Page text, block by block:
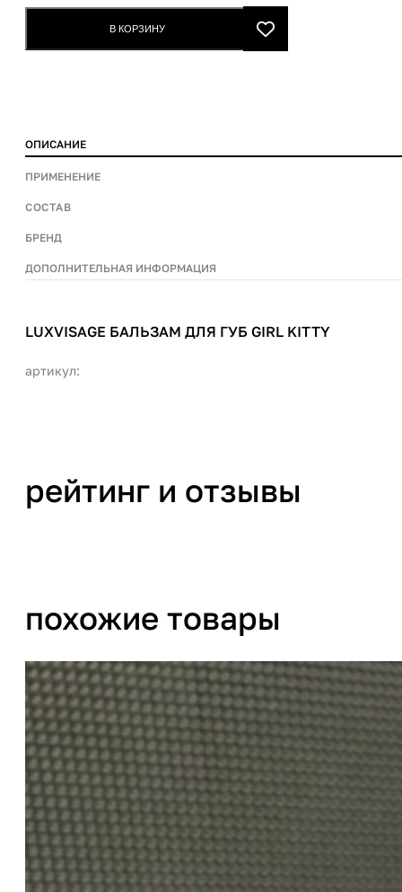
В КОРЗИНУ
ОПИСАНИЕ
ПРИМЕНЕНИЕ
СОСТАВ
БРЕНД
ДОПОЛНИТЕЛЬНАЯ ИНФОРМАЦИЯ
LUXVISAGE БАЛЬЗАМ ДЛЯ ГУБ GIRL KITTY
артикул:
рейтинг и отзывы
похожие товары